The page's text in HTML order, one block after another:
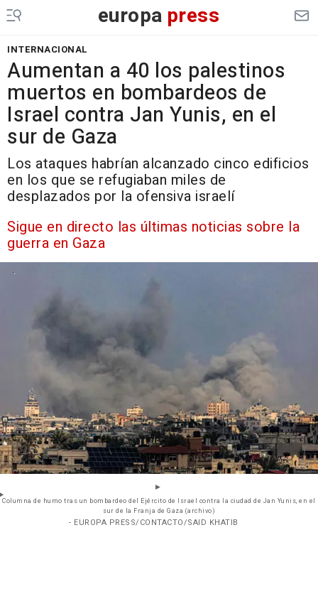
europa press
INTERNACIONAL
Aumentan a 40 los palestinos
muertos en bombardeos de
Israel contra Jan Yunis, en el
sur de Gaza
Los ataques habrían alcanzado cinco edificios
en los que se refugiaban miles de
desplazados por la ofensiva israelí
Sigue en directo las últimas noticias sobre la
guerra en Gaza
Columna de humo tras un bombardeo del Ejército de Israel contra la ciudad de Jan Yunis, en el
sur de la Franja de Gaza (archivo)
- EUROPA PRESS/CONTACTO/SAID KHATIB